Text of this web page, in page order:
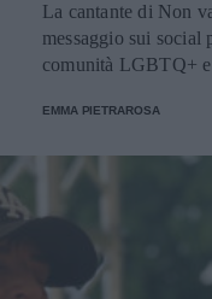
La cantante di Non
messaggio sui social
comunità LGBTQ+
EMMA PIETRAROSA